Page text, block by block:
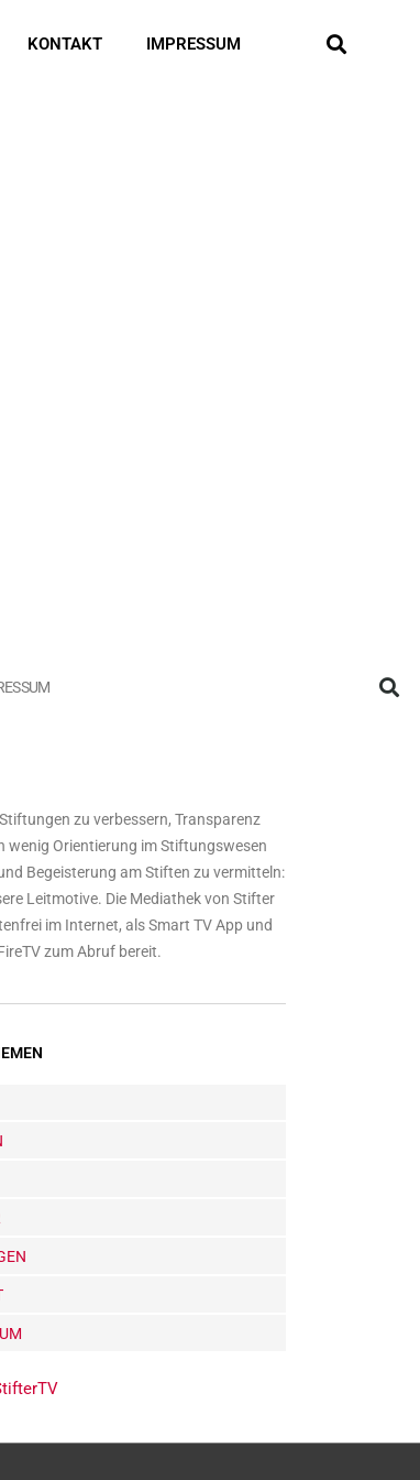
KONTAKT IMPRESSUM
zu verbessern, Transparenz
wenig Orientierung im Stiftungswesen
Begeisterung am Stiften zu vermitteln:
Leitmotive. Die Mediathek von Stifter
im Internet, als Smart TV App und
zum Abruf bereit.